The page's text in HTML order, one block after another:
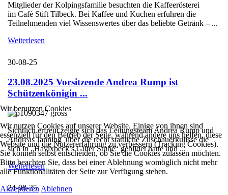
Mitglieder der Kolpingsfamilie besuchten die Kaffeerösterei
im Café Stift Tilbeck. Bei Kaffee und Kuchen erfuhren die
Teilnehmenden viel Wissenswertes über das beliebte Getränk – ...
Weiterlesen
30-08-25
23.08.2025 Vorsitzende Andrea Rump ist
Schützenkönigin ...
Sichtlich erfreut zeigte sich das Leitungsteam Andrea Rump und
Andreas Janning über die recht stattliche Zuschauerkulisse die
sich in „Havixbeck’s Guter Stube“ gebildet hatte und ...
Weiterlesen
24-08-25
Wir benutzen Cookies
Wir nutzen Cookies auf unserer Website. Einige von ihnen sind
essenziell für den Betrieb der Seite, während andere uns helfen, diese
Website und die Nutzererfahrung zu verbessern (Tracking Cookies).
Sie können selbst entscheiden, ob Sie die Cookies zulassen möchten.
Bitte beachten Sie, dass bei einer Ablehnung womöglich nicht mehr
alle Funktionalitäten der Seite zur Verfügung stehen.
Akzeptieren Ablehnen